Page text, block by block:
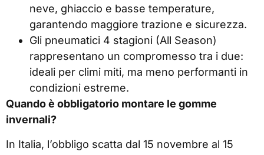
neve, ghiaccio e basse temperature,
garantendo maggiore trazione e sicurezza.
Gli pneumatici 4 stagioni (All Season)
rappresentano un compromesso tra i due:
ideali per climi miti, ma meno performanti in
condizioni estreme.
Quando è obbligatorio montare le gomme
invernali?
In Italia, l’obbligo scatta dal 15 novembre al 15